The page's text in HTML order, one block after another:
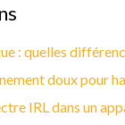
: quelles
doux pour
IRL dans un